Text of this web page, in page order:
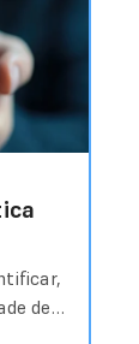
de